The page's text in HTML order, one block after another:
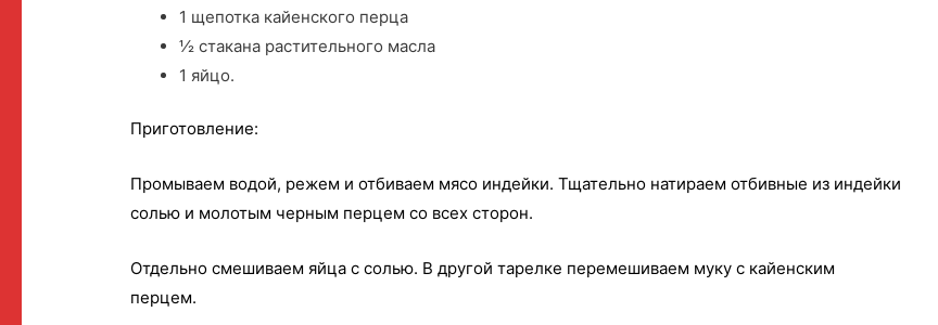
1 щепотка кайенского перца
½ стакана растительного масла
1 яйцо.
Приготовление:
Промываем водой, режем и отбиваем мясо индейки. Тщательно натираем отбивные из индейки
солью и молотым черным перцем со всех сторон.
Отдельно смешиваем яйца с солью. В другой тарелке перемешиваем муку с кайенским
перцем.